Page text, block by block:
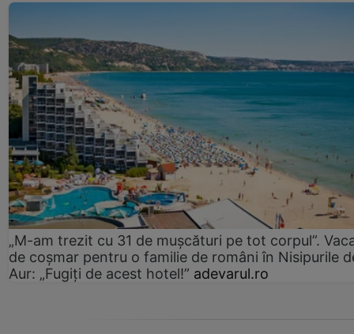
„M-am trezit cu 31 de mușcături pe tot corpul”.
de coșmar pentru o familie de români în Nisipurile
Aur: „Fugiți de acest hotel!” adevarul.ro